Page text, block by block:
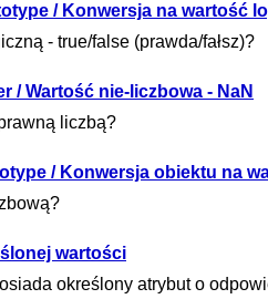
/ Konwersja na wartość
- true/false (prawda/fałsz)?
/ Wartość nie-liczbowa - NaN
liczbą?
/ Konwersja obiektu na
wartości
określony atrybut o